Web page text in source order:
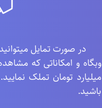
در صورت تمایل میتوانید
وبگاه و امکاناتی که
میلیارد تومان تملک
باشید.